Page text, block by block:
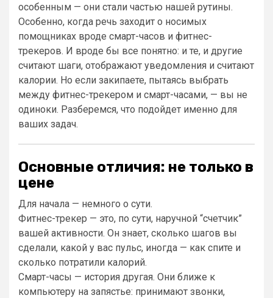
особенным — они стали частью нашей рутины.
Особенно, когда речь заходит о носимых
помощниках вроде смарт-часов и фитнес-
трекеров. И вроде бы все понятно: и те, и другие
считают шаги, отображают уведомления и считают
калории. Но если закипаете, пытаясь выбрать
между фитнес-трекером и смарт-часами, — вы не
одиноки. Разберемся, что подойдет именно для
ваших задач.
Основные отличия: не только в
цене
Для начала — немного о сути.
Фитнес-трекер — это, по сути, наручной “счетчик”
вашей активности. Он знает, сколько шагов вы
сделали, какой у вас пульс, иногда — как спите и
сколько потратили калорий.
Смарт-часы — история другая. Они ближе к
компьютеру на запястье: принимают звонки,